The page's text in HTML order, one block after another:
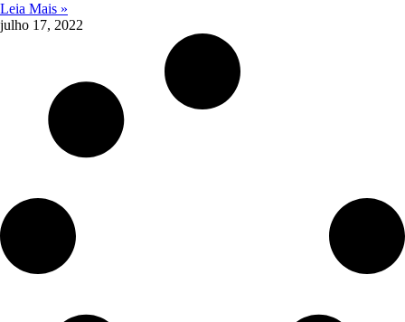
Leia Mais »
julho 17, 2022